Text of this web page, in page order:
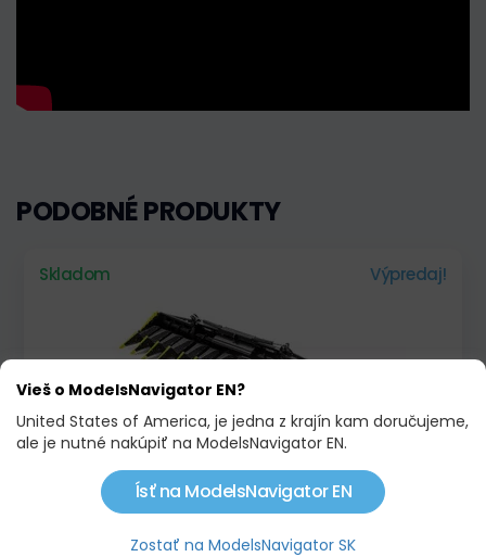
PODOBNÉ PRODUKTY
Skladom Výpredaj!
OLIMAC DRAGO GT S 12 RADMI
65,50 €
Vieš o ModelsNavigator EN?
United States of America, je jedna z krajín kam doručujeme,
ale je nutné nakúpiť na ModelsNavigator EN.
Ísť na ModelsNavigator EN
Zostať na ModelsNavigator SK